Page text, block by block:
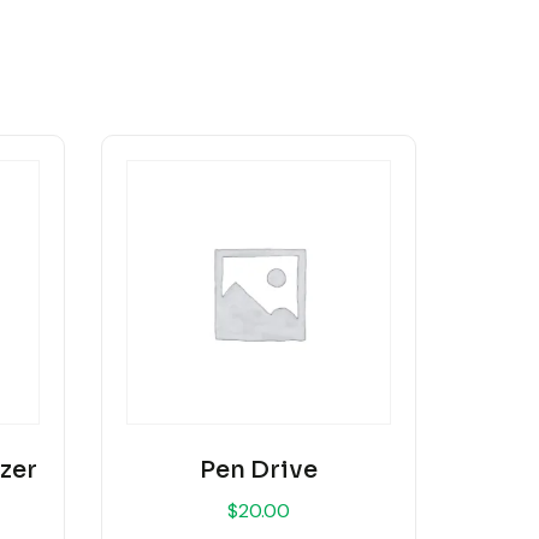
Pen Drive
$20.00